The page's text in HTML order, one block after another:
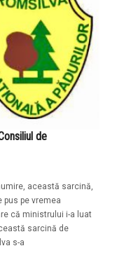
de
această sarcină,
pus pe vremea
că ministrului i-a luat
sarcină de
s-a